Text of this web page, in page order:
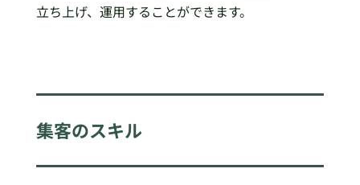
立ち上げ、運用することができます。
集客のスキル